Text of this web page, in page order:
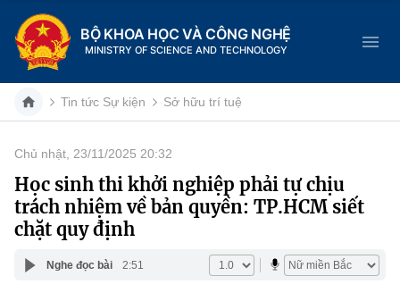
BỘ KHOA HỌC VÀ CÔNG NGHỆ
MINISTRY OF SCIENCE AND TECHNOLOGY
Danh mục
Trang chủ
Tin tức Sự kiện Sở hữu trí tuệ
Chủ nhật, 23/11/2025 20:32
Học sinh thi khởi nghiệp phải tự chịu
trách nhiệm về bản quyền: TP.HCM siết
chặt quy định
Nghe đọc bài 2:51